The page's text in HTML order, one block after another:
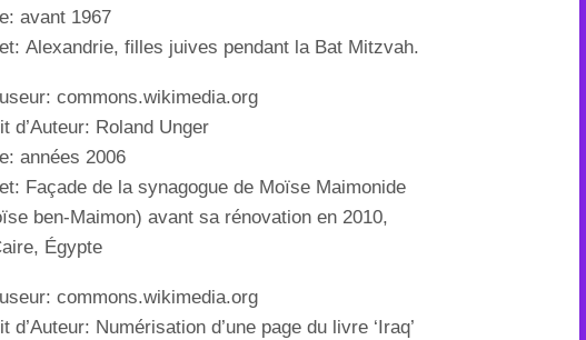
avant 1967
Alexandrie, filles juives pendant la Bat Mitzvah.
commons.wikimedia.org
d’Auteur: Roland Unger
années 2006
Façade de la synagogue de Moïse Maimonide
ben-Maimon) avant sa rénovation en 2010,
Égypte
commons.wikimedia.org
d’Auteur: Numérisation d’une page du livre ‘Iraq’